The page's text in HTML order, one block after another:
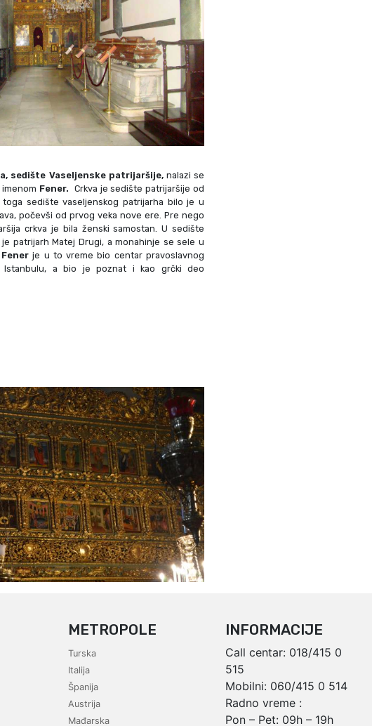
sedište Vaseljenske patrijaršije,nalazi se
Fener. Crkva je sedište patrijaršije od
sedište vaseljenskog patrijarha bilo je u
počevši od prvog veka nove ere. Pre nego
crkva je bila ženski samostan. U sedište
patrijarh Matej Drugi, a monahinje se sele u
Fenerje u to vreme bio centar pravoslavnog
Istanbulu, a bio je poznat i kao grčki deo
METROPOLE
Turska
Italija
Španija
Austrija
Mađarska
INFORMACIJE
Call centar: 018/415 0
515
Mobilni: 060/415 0 514
Radno vreme :
Pon – Pet: 09h – 19h